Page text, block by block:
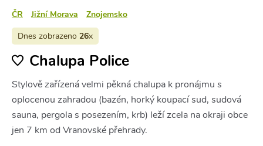
ČR Jižní Morava Znojemsko
Dnes zobrazeno 26x
Chalupa Police
Stylově zařízená velmi pěkná chalupa k pronájmu s
oplocenou zahradou (bazén, horký koupací sud, sudová
sauna, pergola s posezením, krb) leží zcela na okraji obce
jen 7 km od Vranovské přehrady.